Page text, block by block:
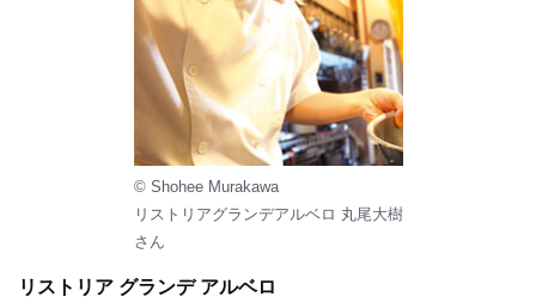
© Shohee Murakawa
リストリアグランデアルベロ 丸尾大樹
さん
リストリア グランデ アルベロ